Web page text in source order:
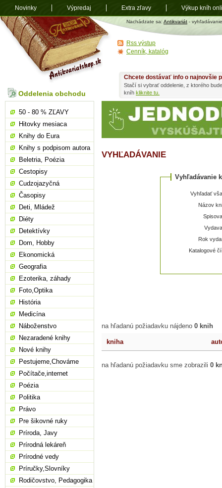
Antikvariát
shop.sk
Nachádzate sa: Antikvariát - vyhľadávanie
VYHĽADÁVANIE
Vyhľadávanie
Vyhľadať
Názov
Rok
Katalogové
na hľadanú požiadavku nájdeno 0 knih
kniha
na hľadanú požiadavku sme zobrazili 0
Chcete dostávať info o najnovšie
Stačí si vybrať oddelenie, z ktorého
kníh kliknite tu.
Oddelenia obchodu
50 - 80 % ZĽAVY
Hitovky mesiaca
Knihy do Eura
Knihy s podpisom autora
Beletria, Poézia
Cestopisy
Cudzojazyčná
Časopisy
Deti, Mládež
Diéty
Detektívky
Dom, Hobby
Ekonomická
Geografia
Ezoterika, záhady
Foto,Optika
História
Medicína
Náboženstvo
Nezaradené knihy
Nové knihy
Pestujeme,Chováme
Počítače,internet
Poézia
Politika
Právo
Pre šikovné ruky
Príroda, Javy
Prírodná lekáreň
Prírodné vedy
Príručky,Slovníky
Rodičovstvo, Pedagogika
Rss výstup
Cenník, katalóg
Novinky Výpredaj Extra zľavy Výkup kníh